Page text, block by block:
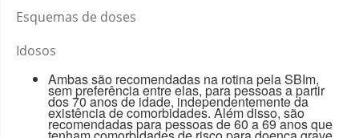
Esquemas de doses
Idosos
Ambas são recomendadas na rotina pela SBIm,
sem preferência entre elas, para pessoas a partir
dos 70 anos de idade, independentemente da
existência de comorbidades. Além disso, são
recomendadas para pessoas de 60 a 69 anos que